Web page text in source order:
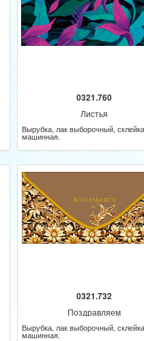
0321.760
Листья
Вырубка, лак выборочный, склейка
машинная.
0321.732
Поздравляем
Вырубка, лак выборочный, склейка
машинная.